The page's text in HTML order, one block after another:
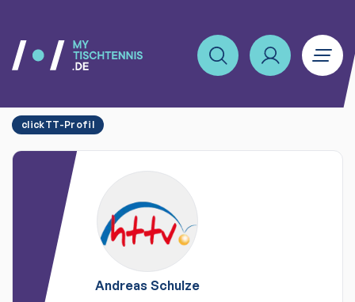
clickTT-Profil
Andreas Schulze